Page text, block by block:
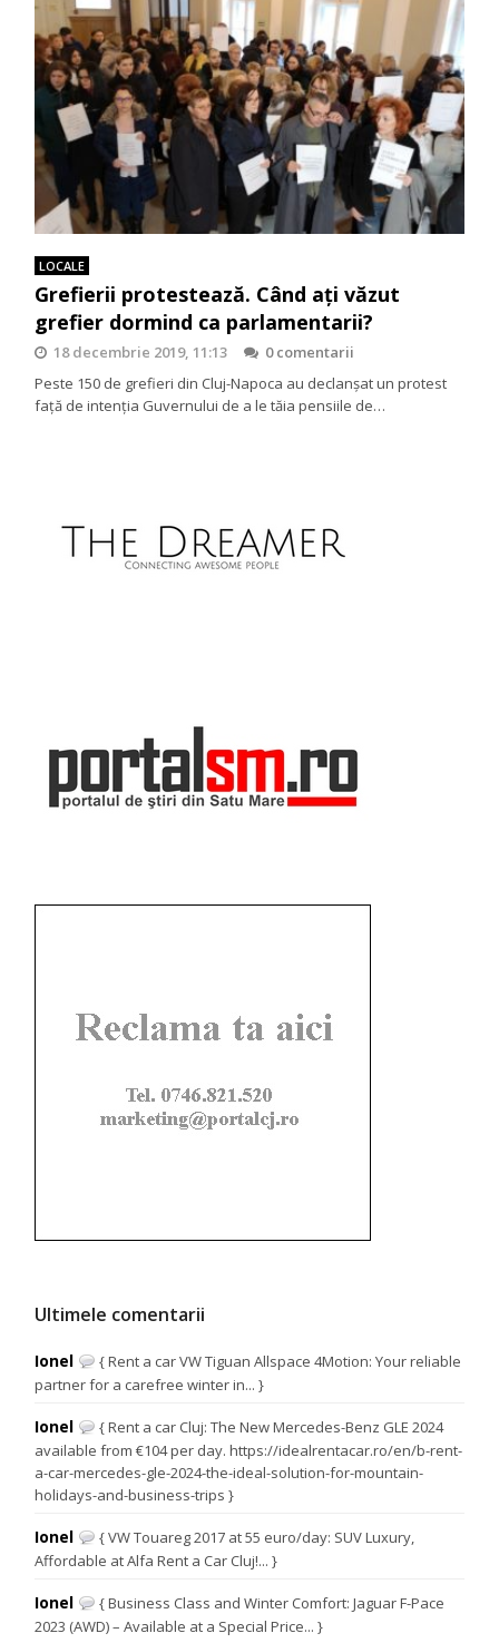
LOCALE
Grefierii protestează. Când aţi văzut
grefier dormind ca parlamentarii?
18 decembrie 2019, 11:13
0 comentarii
Peste 150 de grefieri din Cluj-Napoca au declanşat un protest
față de intenția Guvernului de a le tăia pensiile de…
Ultimele comentarii
Ionel
{ Rent a car VW Tiguan Allspace 4Motion: Your reliable
partner for a carefree winter in... }
Ionel
{ Rent a car Cluj: The New Mercedes-Benz GLE 2024
available from €104 per day. https://idealrentacar.ro/en/b-rent-
a-car-mercedes-gle-2024-the-ideal-solution-for-mountain-
holidays-and-business-trips }
Ionel
{ VW Touareg 2017 at 55 euro/day: SUV Luxury,
Affordable at Alfa Rent a Car Cluj!... }
Ionel
{ Business Class and Winter Comfort: Jaguar F-Pace
2023 (AWD) – Available at a Special Price... }